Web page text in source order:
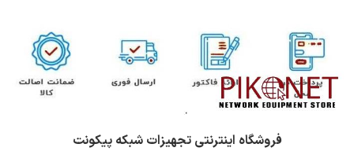
فروشگاه اینترنتی تجهیزات شبکه پیکونت